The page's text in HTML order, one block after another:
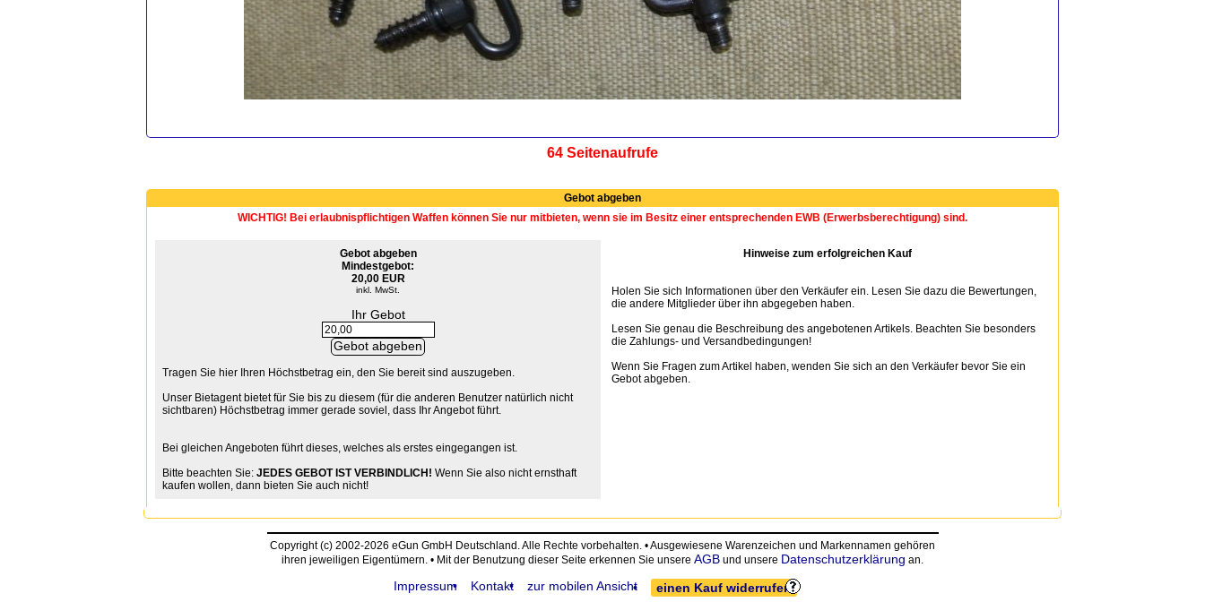
64 Seitenaufrufe
Gebot abgeben
WICHTIG! Bei erlaubnispflichtigen Waffen können Sie nur mitbieten, wenn sie im Besitz einer entsprechenden EWB (Erwerbsberechtigung) sind.
Gebot abgeben
Mindestgebot:
20,00 EUR
inkl. MwSt.
Ihr Gebot
Tragen Sie hier Ihren Höchstbetrag ein, den Sie bereit sind auszugeben.
Unser Bietagent bietet für Sie bis zu diesem (für die anderen Benutzer natürlich nicht
sichtbaren) Höchstbetrag immer gerade soviel, dass Ihr Angebot führt.
Bei gleichen Angeboten führt dieses, welches als erstes eingegangen ist.
Bitte beachten Sie: JEDES GEBOT IST VERBINDLICH! Wenn Sie also nicht ernsthaft
kaufen wollen, dann bieten Sie auch nicht!
Hinweise zum erfolgreichen Kauf
Holen Sie sich Informationen über den Verkäufer ein. Lesen Sie dazu die Bewertungen,
die andere Mitglieder über ihn abgegeben haben.
Lesen Sie genau die Beschreibung des angebotenen Artikels. Beachten Sie besonders
die Zahlungs- und Versandbedingungen!
Wenn Sie Fragen zum Artikel haben, wenden Sie sich an den Verkäufer bevor Sie ein
Gebot abgeben.
Copyright (c) 2002-2026 eGun GmbH Deutschland. Alle Rechte vorbehalten. • Ausgewiesene Warenzeichen und Markennamen gehören
ihren jeweiligen Eigentümern. • Mit der Benutzung dieser Seite erkennen Sie unsere AGB und unsere Datenschutzerklärung an.
Impressum Kontakt zur mobilen Ansicht einen Kauf widerrufen